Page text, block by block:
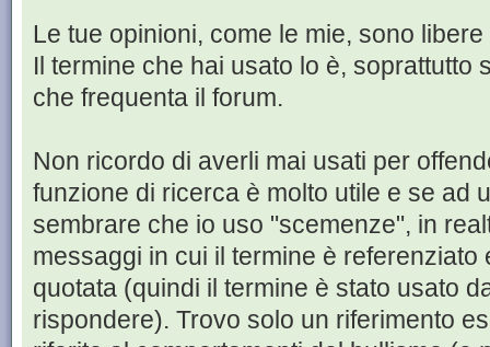
Le tue opinioni, come le mie, sono
Il termine che hai usato lo è, soprattutto
che frequenta il forum.
Non ricordo di averli mai usati per
funzione di ricerca è molto utile e se ad
sembrare che io uso "scemenze", in
messaggi in cui il termine è referenziato
quotata (quindi il termine è stato usato
rispondere). Trovo solo un riferimento